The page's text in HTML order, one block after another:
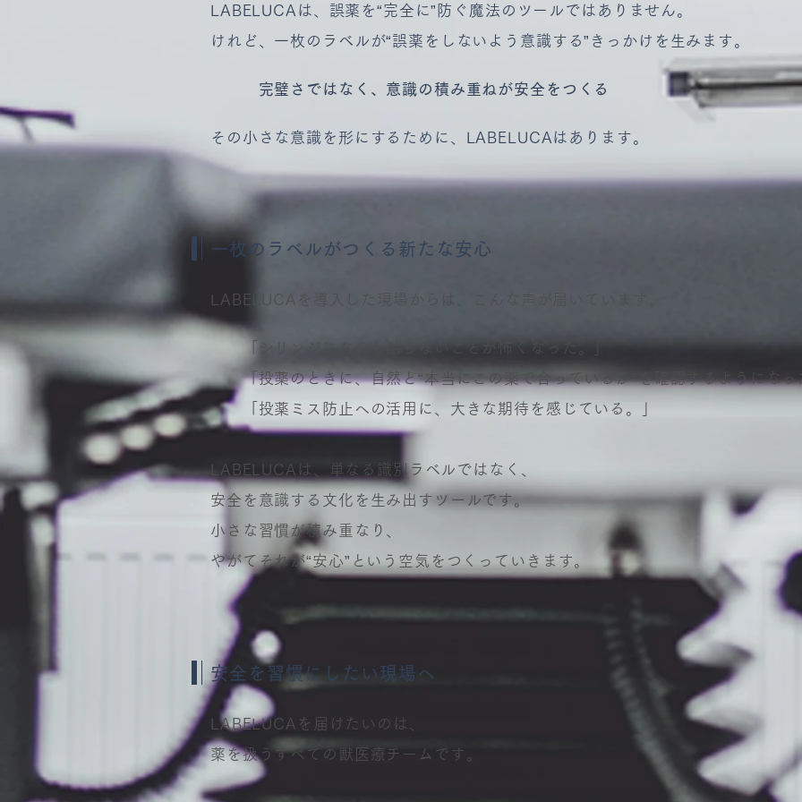
LABELUCAは、誤薬を“完全に”防ぐ魔法のツールではありません。
けれど、一枚のラベルが“誤薬をしないよう意識する”きっかけを生みます。
完璧さではなく、意識の積み重ねが安全をつくる
その小さな意識を形にするために、LABELUCAはあります。
一枚のラベルがつくる新たな安心
LABELUCAを導入した現場からは、こんな声が届いています。
「シリンジになのも貼らないことが怖くなった。」
「投薬のときに、自然と“本当にこの薬で合っているか”を確認するようになっ
「投薬ミス防止への活用に、大きな期待を感じている。」
LABELUCAは、単なる識別ラベルではなく、
安全を意識する文化を生み出すツールです。
小さな習慣が積み重なり、
やがてそれが“安心”という空気をつくっていきます。
安全を習慣にしたい現場へ
LABELUCAを届けたいのは、
薬を扱うすべての獣医療チームです。